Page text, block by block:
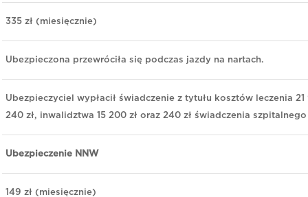
335 zł (miesięcznie)
Ubezpieczona przewróciła się podczas jazdy na nartach.
Ubezpieczyciel wypłacił świadczenie z tytułu kosztów leczenia
240 zł, inwalidztwa 15 200 zł oraz 240 zł świadczenia szpitalnego
Ubezpieczenie NNW
149 zł (miesięcznie)